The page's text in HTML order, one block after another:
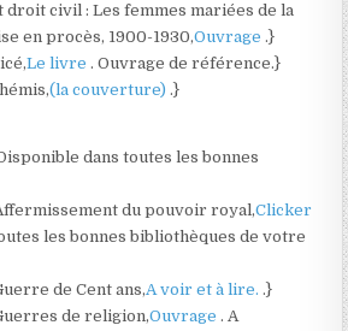
droit civil : Les femmes mariées de la
en procès, 1900-1930,Ouvrage.}
Le livre. Ouvrage de référence.}
(la couverture).}
dans toutes les bonnes
du pouvoir royal,Clicker
les bonnes bibliothèques de votre
de Cent ans,A voir et à lire..}
de religion,Ouvrage. A